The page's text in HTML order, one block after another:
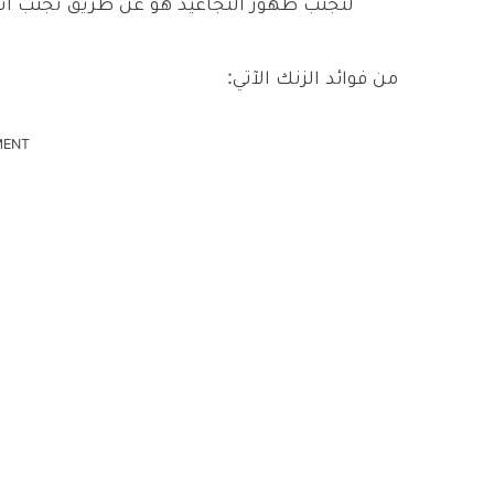
لتجنب ظهور التجاعيد هو عن طريق
من فوائد الزنك الآتي: